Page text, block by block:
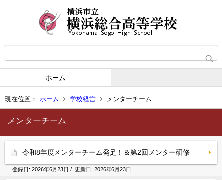
ホーム
現在位置： ホーム 学校経営 メンターチーム
メンターチーム
令和8年度メンターチーム発足！＆第2回メンター研修
登録日: 2026年6月23日 / 更新日: 2026年6月23日